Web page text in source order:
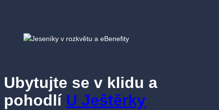
Ubytujte se v klidu a
pohodlí U Ještěrky